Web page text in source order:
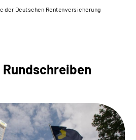
der Deutschen Rentenversicherung